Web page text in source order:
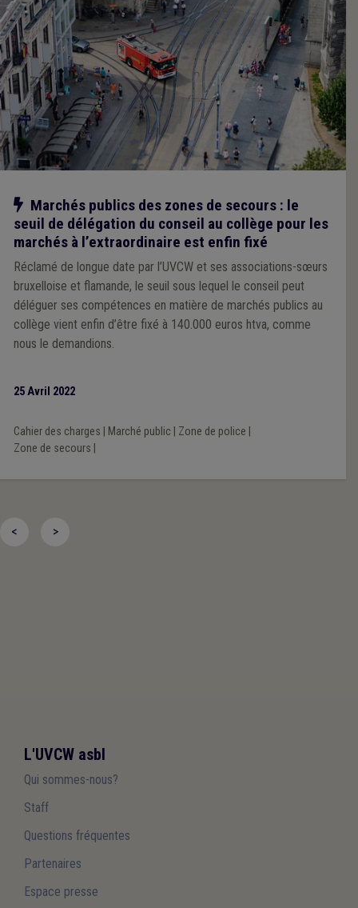
Notre action
Marchés publics des zones de secours : le
seuil de délégation du conseil au collège pour les
marchés à l’extraordinaire est enfin fixé
Réclamé de longue date par l’UVCW et ses associations-sœurs
bruxelloise et flamande, le seuil sous lequel le conseil peut
déléguer ses compétences en matière de marchés publics au
collège vient enfin d’être fixé à 140.000 euros htva, comme
nous le demandions.
25 Avril 2022
Cahier des charges Marché public Zone de police
Zone de secours
< >
L'UVCW asbl
Qui sommes-nous?
Staff
Questions fréquentes
Partenaires
Espace presse